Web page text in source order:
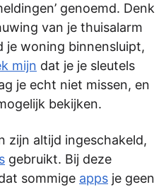
genoemd. Denk
van je thuisalarm
je woning binnensluipt,
mijn dat je je sleutels
je echt niet missen, en
bekijken.
zijn altijd ingeschakeld,
gebruikt. Bij deze
sommige apps je geen